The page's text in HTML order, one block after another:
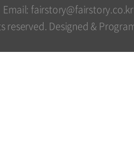
Email:
reserved. Designed &